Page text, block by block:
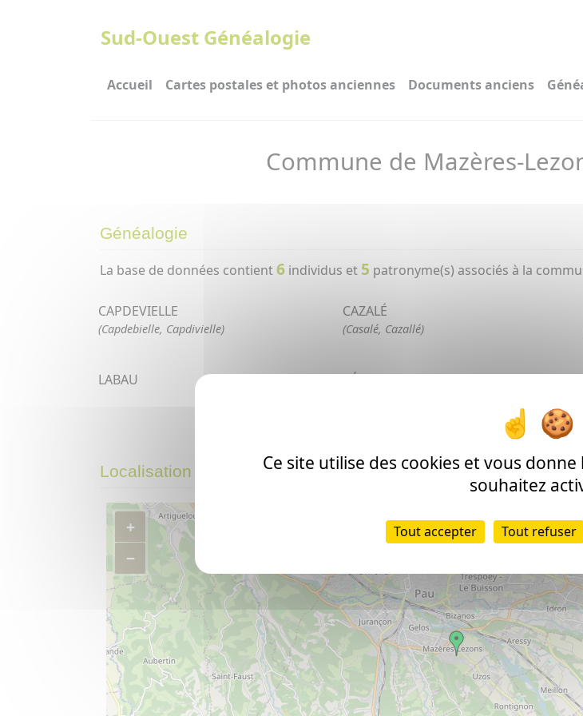
Sud-Ouest Généalogie
Accueil Cartes postales et photos anciennes Documents anciens
Commune de Mazères-
Généalogie
La base de données contient6 individus et 5 patronyme(s) associés à la
CAPDEVIELLE
(Capdebielle, Capdivielle)
CAZALÉ
(Casalé, Cazallé)
LABAU PÉDEFLOUS
Voir tous les individus associés à
Localisation de Mazères-Lezons (64)
+
−
Ce site utilise des cookies et vous
souhaitez
Tout accepter Tout refuser